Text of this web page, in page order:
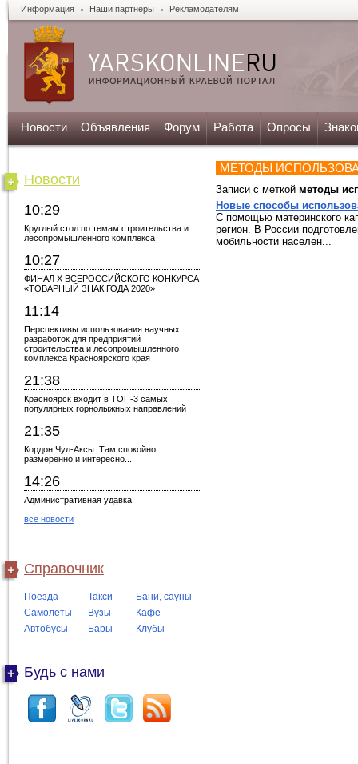
Информация Наши партнеры Рекламодателям
Новости Объявления Форум Работа Опросы
Новости
10:29
Круглый стол по темам строительства и
лесопромышленного комплекса
10:27
ФИНАЛ X ВСЕРОССИЙСКОГО КОНКУРСА
«ТОВАРНЫЙ ЗНАК ГОДА 2020»
11:14
Перспективы использования научных
разработок для предприятий
строительства и лесопромышленного
комплекса Красноярского края
21:38
Красноярск входит в ТОП-3 самых
популярных горнолыжных направлений
21:35
Кордон Чул-Аксы. Там спокойно,
размеренно и интересно...
14:26
Административная удавка
все новости
Справочник
Поезда Такси
Бани, сауны
Самолеты
Вузы
Кафе
Автобусы
Бары Клубы
Будь с нами
МЕТОДЫ
Записи с меткой методы
Новые способы
С помощью материнского
регион. В России
мобильности населен...